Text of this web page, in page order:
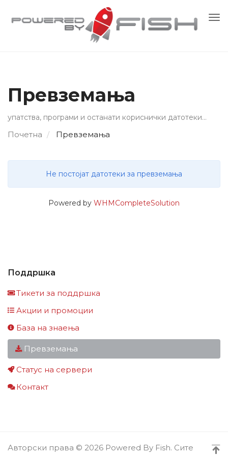
Поддршка
Тикети за поддршка
Акции и промоции
База на знаења
Превземања
Статус на сервери
Контакт
Превземања
упатства, програми и останати кориснички датотеки...
Почетна Превземања
Не постојат датотеки за превземања
Powered by WHMCompleteSolution
Авторски права © 2026 Powered By Fish. Сите